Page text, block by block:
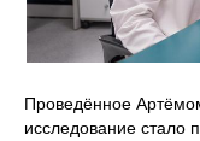
Проведённое
исследование стало